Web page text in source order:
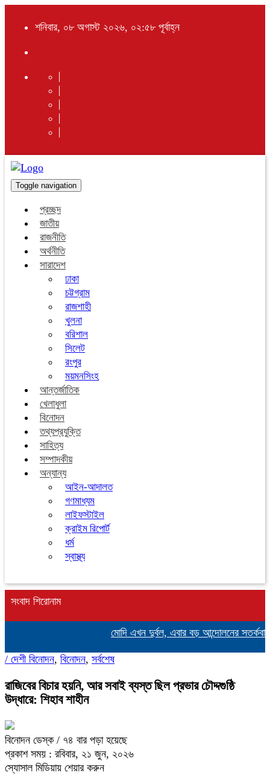
শনিবার, ০৮ অগাস্ট ২০২৬, ০২:৫৮ পূর্বাহ্ন
Toggle navigation
প্রচ্ছদ
জাতীয়
রাজনীতি
অর্থনীতি
সারাদেশ
ঢাকা
চট্টগ্রাম
রাজশাহী
খুলনা
বরিশাল
সিলেট
রংপুর
ময়মনসিংহ
আন্তর্জাতিক
খেলাধুলা
বিনোদন
তথ্যপ্রযুক্তি
সাহিত্য
সম্পাদকীয়
অন্যান্য
আইন-আদালত
গণমাধ্যম
লাইফস্টাইল
ক্রাইম রিপোর্ট
ধর্ম
স্বাস্থ্য
সংবাদ শিরোনাম
মোদি এখন দুর্বল, এবার বড় আন্দোলনের সতর্কবার্তা
/ দেশী বিনোদন, বিনোদন, সর্বশেষ
রাজিবের বিচার হয়নি, আর সবাই ব্যস্ত ছিল প্রভার চৌদ্দগুষ্ঠি
উদ্ধারে: শিহাব শাহীন
বিনোদন ডেস্ক / ৭৪ বার পড়া হয়েছে
প্রকাশ সময় : রবিবার, ২১ জুন, ২০২৬
স্যোসাল মিডিয়ায় শেয়ার করুন